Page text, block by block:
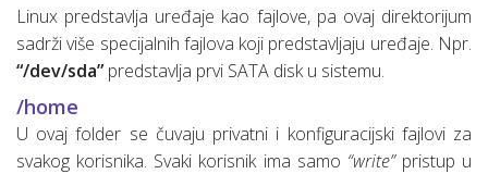
Linux predstavlja uređaje kao fajlove, pa ovaj direktorijum
sadrži više specijalnih fajlova koji predstavljaju uređaje. Npr.
“/dev/sda” predstavlja prvi SATA disk u sistemu.
/home
U ovaj folder se čuvaju privatni i konfiguracijski fajlovi za
svakog korisnika. Svaki korisnik ima samo “write”pristup u